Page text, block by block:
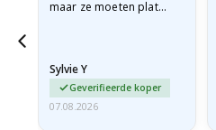
maar ze moeten plat
beetje…
Sylvie Y
Geverifieerde koper
07.08.2026